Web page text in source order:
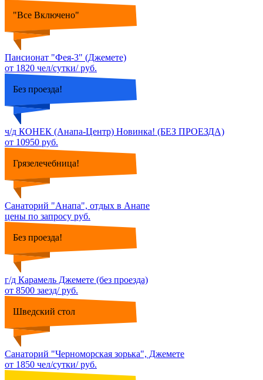
"Все Включено"
Пансионат "Фея-3" (Джемете)
от 1820 чел/сутки/ руб.
Без проезда!
ч/д КОНЕК (Анапа-Центр) Новинка! (БЕЗ ПРОЕЗДА)
от 10950 руб.
Грязелечебница!
Санаторий "Анапа", отдых в Анапе
цены по запросу руб.
Без проезда!
г/д Карамель Джемете (без проезда)
от 8500 заезд/ руб.
Шведский стол
Санаторий "Черноморская зорька", Джемете
от 1850 чел/сутки/ руб.